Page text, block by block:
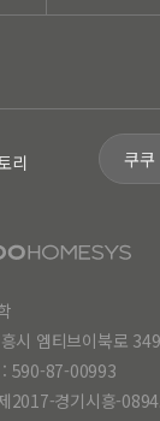
리 쿠쿠
시 엠티브이북로 349
590-87-00993
2017-경기시흥-